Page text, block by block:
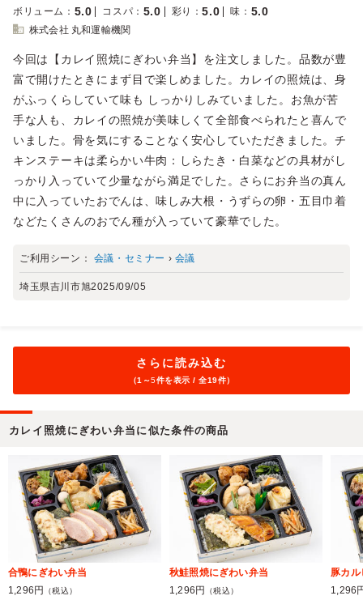
ボリューム ： 5.0 コスパ ： 5.0 彩り ：5.0 味 ： 5.0
株式会社 丸和運輸機関
今回は【カレイ照焼にぎわい弁当】を注文しました。品数が豊
富で開けたときにまず目で楽しめました。カレイの照焼は、身
がふっくらしていて味も しっかりしみていました。お魚が苦
手な人も、カレイの照焼が美味しくて全部食べられたと喜んで
いました。骨を気にすることなく安心していただきました。チ
キンステーキは柔らかい牛肉：しらたき・白菜などの具材がし
っかり入っていて少量ながら満足でした。さらにお弁当の真ん
中に入っていたおでんは、味しみ大根・うずらの卵・五目巾着
などたくさんのおでん種が入っていて豪華でした。
ご利用シーン： 会議・セミナー › 会議
埼玉県吉川市旭2025/09/05
さらに読み込む
（1～5件を表示 / 全19件）
カレイ照焼にぎわい弁当に似た条件の商品
合鴨にぎわい弁当
1,296円
（税込）
秋鮭照焼にぎわい弁当
1,296円
（税込）
豚カル
1,296